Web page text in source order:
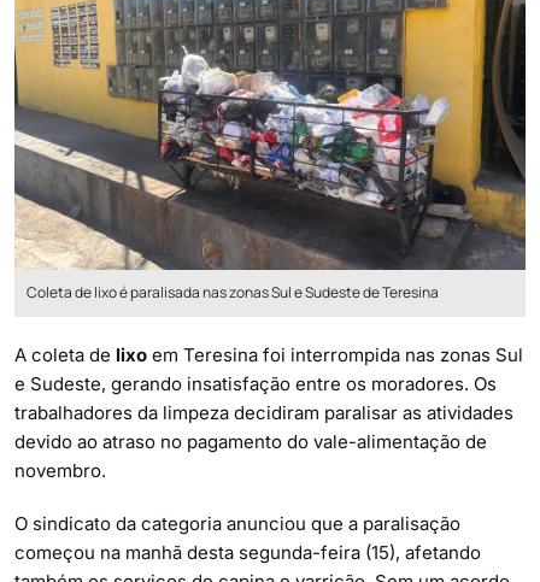
Coleta de lixo é paralisada nas zonas Sul e Sudeste de Teresina
A coleta de lixo em Teresina foi interrompida nas zonas Sul
e Sudeste, gerando insatisfação entre os moradores. Os
trabalhadores da limpeza decidiram paralisar as atividades
devido ao atraso no pagamento do vale-alimentação de
novembro.
O sindicato da categoria anunciou que a paralisação
começou na manhã desta segunda-feira (15), afetando